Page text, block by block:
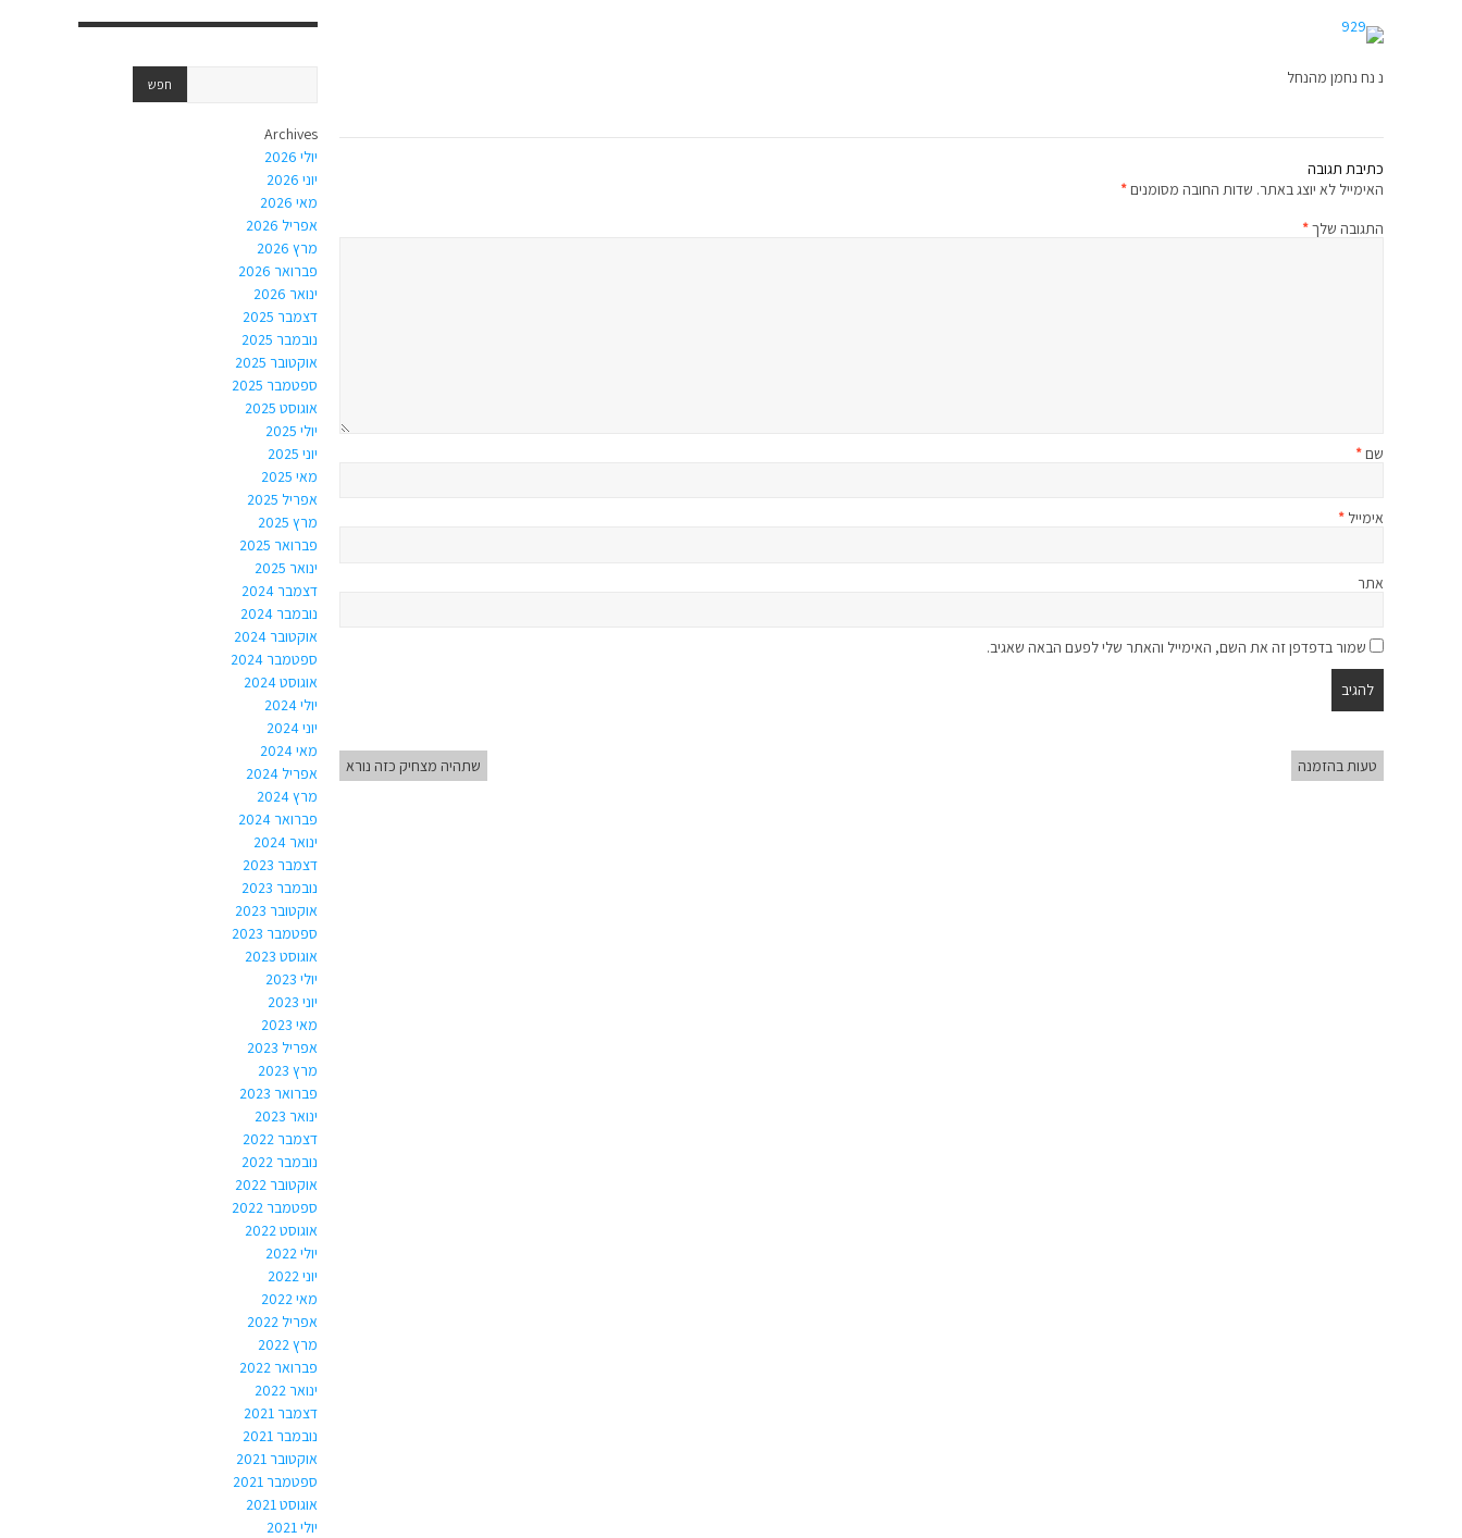
נ נח נחמן מהנחל
כתיבת תגובה
האימייל לא יוצג באתר. שדות החובה מסומנים*
התגובה שלך*
שם*
אימייל *
אתר
שמור בדפדפן זה את השם, האימייל והאתר שלי לפעם הבאה שאגיב.
טעות בהזמנה שתהיה מצחיק כזה נורא
Archives
יולי 2026
יוני 2026
מאי 2026
אפריל 2026
מרץ 2026
פברואר 2026
ינואר 2026
דצמבר 2025
נובמבר 2025
אוקטובר 2025
ספטמבר 2025
אוגוסט 2025
יולי 2025
יוני 2025
מאי 2025
אפריל 2025
מרץ 2025
פברואר 2025
ינואר 2025
דצמבר 2024
נובמבר 2024
אוקטובר 2024
ספטמבר 2024
אוגוסט 2024
יולי 2024
יוני 2024
מאי 2024
אפריל 2024
מרץ 2024
פברואר 2024
ינואר 2024
דצמבר 2023
נובמבר 2023
אוקטובר 2023
ספטמבר 2023
אוגוסט 2023
יולי 2023
יוני 2023
מאי 2023
אפריל 2023
מרץ 2023
פברואר 2023
ינואר 2023
דצמבר 2022
נובמבר 2022
אוקטובר 2022
ספטמבר 2022
אוגוסט 2022
יולי 2022
יוני 2022
מאי 2022
אפריל 2022
מרץ 2022
פברואר 2022
ינואר 2022
דצמבר 2021
נובמבר 2021
אוקטובר 2021
ספטמבר 2021
אוגוסט 2021
יולי 2021